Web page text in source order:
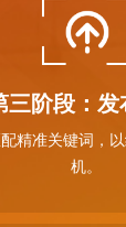
三阶段：发
精准关键词，
机。